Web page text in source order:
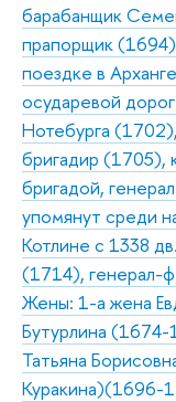
барабанщик
прапорщик
поездке в
осударевой
Нотебурга
бригадир (1705),
бригадой,
упомянут среди
Котлине с 1338
(1714), генерал-
Жены: 1-а жена
Бутурлина
Татьяна
Куракина)(1696-